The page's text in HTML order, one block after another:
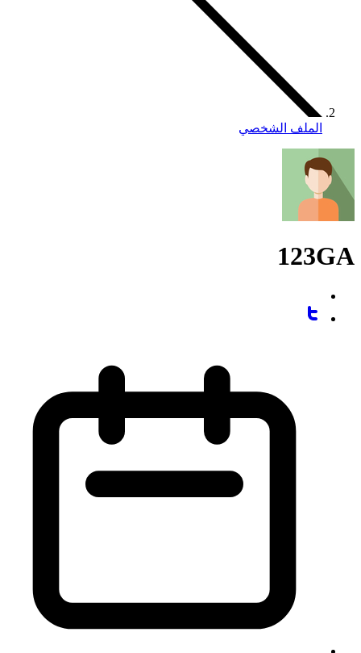
الملف الشخصي
123GA